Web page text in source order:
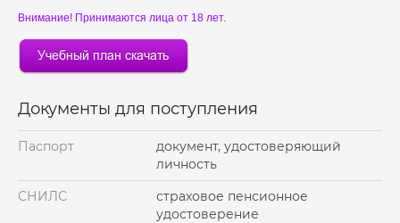
Внимание! Принимаются лица от 18 лет.
Документы для поступления
Паспорт
документ, удостоверяющий
личность
СНИЛС
страховое пенсионное
удостоверение